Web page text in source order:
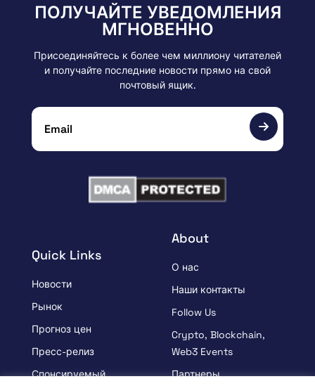
Quick Links
Новости
Рынок
Прогноз цен
Пресс-релиз
Спонсируемый
About
О нас
Наши контакты
Follow Us
Crypto, Blockchain,
Web3 Events
Партнеры
ПОЛУЧАЙТЕ УВЕДОМЛЕНИЯ
МГНОВЕННО
Присоединяйтесь к более чем миллиону читателей
и получайте последние новости прямо на свой
почтовый ящик.